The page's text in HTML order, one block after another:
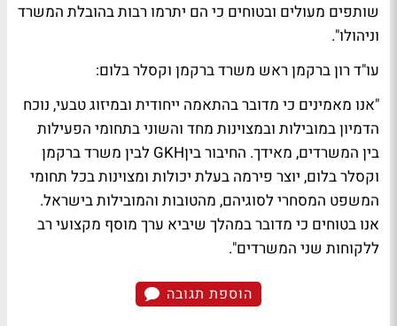
שותפים מעולים ובטוחים כי הם יתרמו רבות בהובלת המשרד
וניהולו".
עו"ד רון ברקמן ראש משרד ברקמן וקסלר בלום:
"אנו מאמינים כי מדובר בהתאמה ייחודית ובמיזוג טבעי, נוכח
הדמיון במובילות ובמצוינות מחד והשוני בתחומי הפעילות
בין המשרדים, מאידך. החיבור ביןGKH לבין משרד ברקמן
וקסלר בלום, יוצר פירמה בעלת יכולות ומצוינות בכל תחומי
המשפט המסחרי לסוגיהם, מהטובות והמובילות בישראל.
אנו בטוחים כי מדובר במהלך שיביא ערך מוסף מקצועי רב
ללקוחות שני המשרדים".
הוספת תגובה